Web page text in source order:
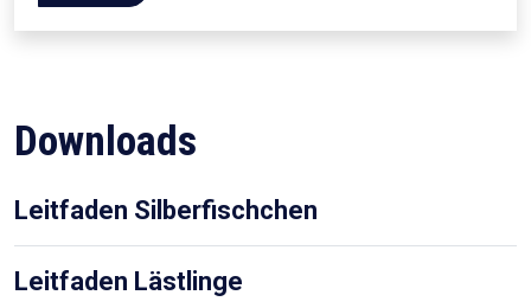
Downloads
Leitfaden Silberfischchen
Leitfaden Lästlinge